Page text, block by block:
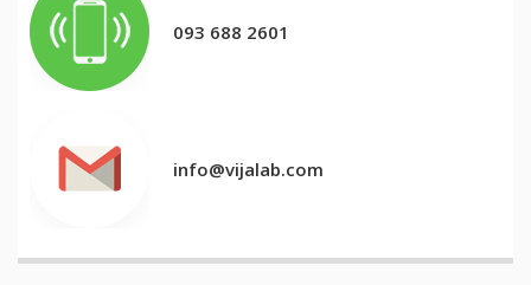
093 688 2601
info@vijalab.com